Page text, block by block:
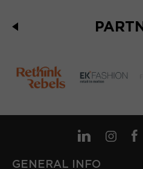
GENERAL INFO